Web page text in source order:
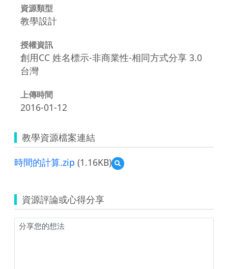
資源類型
教學設計
授權資訊
創用CC 姓名標示-非商業性-相同方式分享 3.0
台灣
上傳時間
2016-01-12
教學資源檔案連結
時間的計算.zip (1.16KB)
預
覽
計
算.zip
資源評論或心得分享